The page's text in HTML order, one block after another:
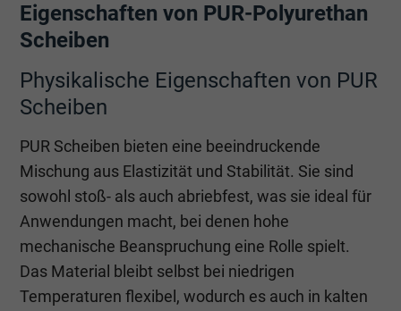
Eigenschaften von PUR-Polyurethan
Scheiben
Physikalische Eigenschaften von PUR
Scheiben
PUR Scheiben bieten eine beeindruckende
Mischung aus Elastizität und Stabilität. Sie sind
sowohl stoß- als auch abriebfest, was sie ideal für
Anwendungen macht, bei denen hohe
mechanische Beanspruchung eine Rolle spielt.
Das Material bleibt selbst bei niedrigen
Temperaturen flexibel, wodurch es auch in kalten